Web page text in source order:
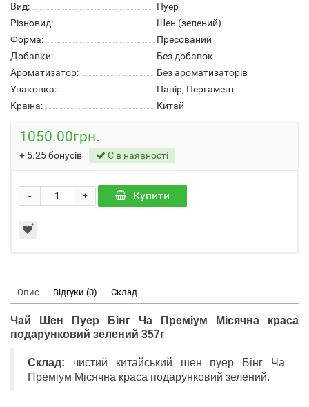
Вид:
Пуер
Різновид:
Шен (зелений)
Форма:
Пресований
Добавки:
Без добавок
Ароматизатор:
Без ароматизаторів
Упаковка:
Папір, Пергамент
Країна:
Китай
1050.00грн.
+ 5.25бонусів Є в наявності
+
- Купити
Опис Відгуки (0) Склад
Чай Шен Пуер Бінг Ча Преміум Місячна краса
подарунковий зелений 357г
Склад: чистий китайський шен пуер Бінг Ча
Преміум Місячна краса подарунковий зелений.